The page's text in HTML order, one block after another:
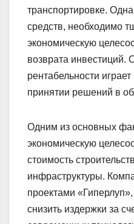
транспортировке.
средств, необходимо
экономическую
возврата инвестиций.
рентабельности
принятии решений в
Одним из основных
экономическую
стоимость
инфраструктуры.
проектами
снизить издержки за